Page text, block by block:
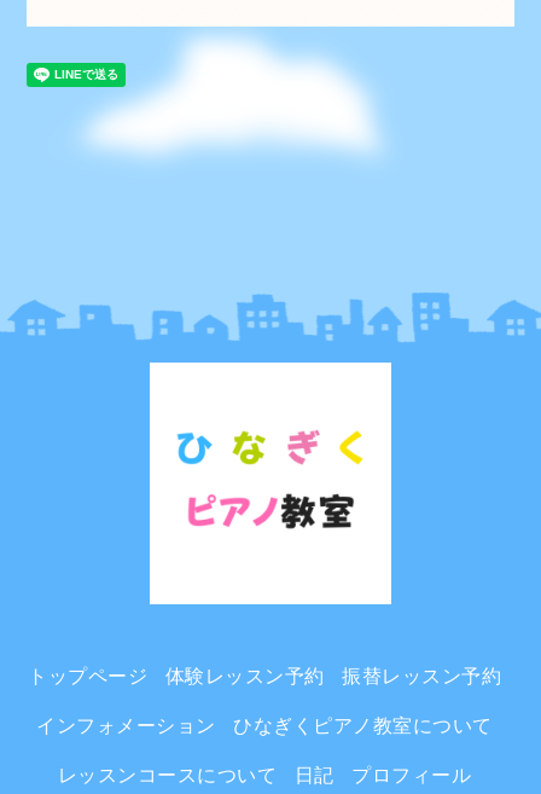
トップページ 体験レッスン予約 振替レッスン予約
インフォメーション ひなぎくピアノ教室について
レッスンコースについて 日記 プロフィール